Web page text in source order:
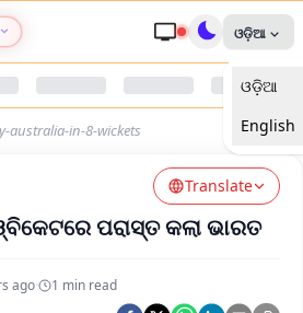
Nari Shakti
ଓଡ଼ିଆ
ଓଡ଼ିଆ
English
australia-in-8-wickets
Translate
ପରାସ୍ତ କଲା ଭାରତ
ago· 1 min read